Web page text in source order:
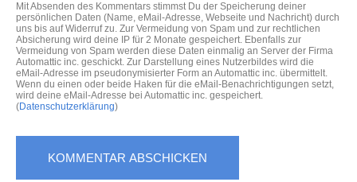
Mit Absenden des Kommentars stimmst Du der Speicherung deiner
persönlichen Daten (Name, eMail-Adresse, Webseite und Nachricht) durch
uns bis auf Widerruf zu. Zur Vermeidung von Spam und zur rechtlichen
Absicherung wird deine IP für 2 Monate gespeichert. Ebenfalls zur
Vermeidung von Spam werden diese Daten einmalig an Server der Firma
Automattic inc. geschickt. Zur Darstellung eines Nutzerbildes wird die
eMail-Adresse im pseudonymisierter Form an Automattic inc. übermittelt.
Wenn du einen oder beide Haken für die eMail-Benachrichtigungen setzt,
wird deine eMail-Adresse bei Automattic inc. gespeichert.
(Datenschutzerklärung)